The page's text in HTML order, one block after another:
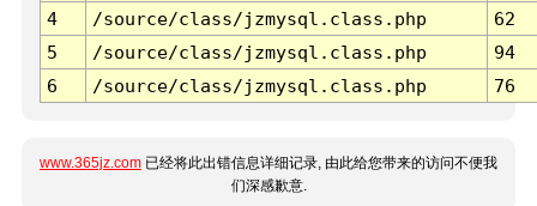
4
/source/class/jzmysql.class.php
62
5
/source/class/jzmysql.class.php
94
6
/source/class/jzmysql.class.php 76
www.365jz.com 已经将此出错信息详细记录, 由此给您带来的访问不便我
们深感歉意.